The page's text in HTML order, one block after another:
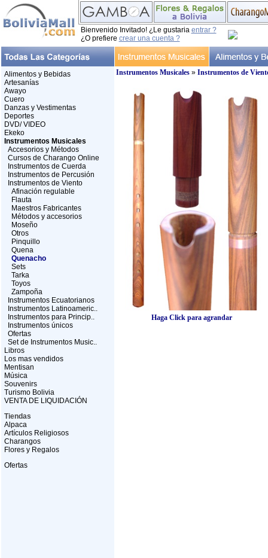
Bienvenido Invitado! ¿Le gustaria entrar ?
¿O prefiere crear una cuenta ?
Alimentos y Bebidas
Artesanías
Awayo
Cuero
Danzas y Vestimentas
Deportes
DVD/ VIDEO
Ekeko
Instrumentos Musicales
Accesorios y Métodos
Cursos de Charango Online
Instrumentos de Cuerda
Instrumentos de Percusión
Instrumentos de Viento
Afinación regulable
Flauta
Maestros Fabricantes
Métodos y accesorios
Moseño
Otros
Pinquillo
Quena
Quenacho
Sets
Tarka
Toyos
Zampoña
Instrumentos Ecuatorianos
Instrumentos Latinoameric..
Instrumentos para Princip..
Instrumentos únicos
Ofertas
Set de Instrumentos Music..
Libros
Los mas vendidos
Mentisan
Música
Souvenirs
Turismo Bolivia
VENTA DE LIQUIDACIÓN
Tiendas
Alpaca
Artículos Religiosos
Charangos
Flores y Regalos
Ofertas
Instrumentos Musicales» Instrumentos de
Haga Click para agrandar